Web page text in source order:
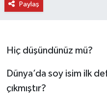
Paylaş
Hiç düşündünüz mü?
Dünya’da soy isim ilk
çıkmıştır?Doğanyurt Haberleri